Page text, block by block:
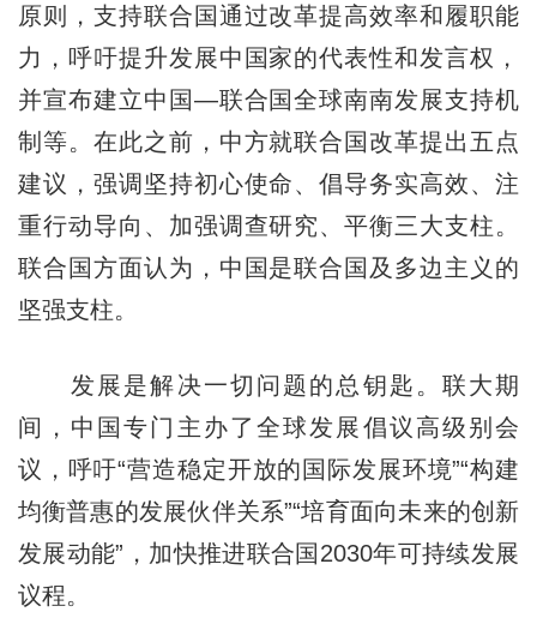
原则，支持联合国通过改革提高效率和履职能
力，呼吁提升发展中国家的代表性和发言权，
并宣布建立中国—联合国全球南南发展支持机
制等。在此之前，中方就联合国改革提出五点
建议，强调坚持初心使命、倡导务实高效、注
重行动导向、加强调查研究、平衡三大支柱。
联合国方面认为，中国是联合国及多边主义的
坚强支柱。
发展是解决一切问题的总钥匙。联大期
间，中国专门主办了全球发展倡议高级别会
议，呼吁“营造稳定开放的国际发展环境”“构建
均衡普惠的发展伙伴关系”“培育面向未来的创新
发展动能”，加快推进联合国2030年可持续发展
议程。